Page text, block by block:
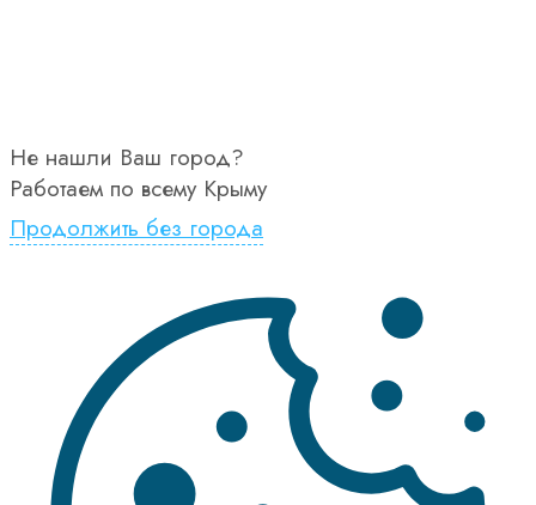
Не нашли Ваш город?
Работаем по всему Крыму
Продолжить без города